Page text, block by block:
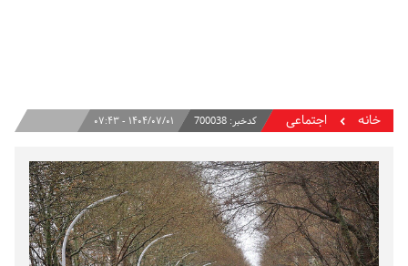
خانه اجتماعی کدخبر:700038 ۱۴۰۴/۰۷/۰۱ - ۰۷:۴۳